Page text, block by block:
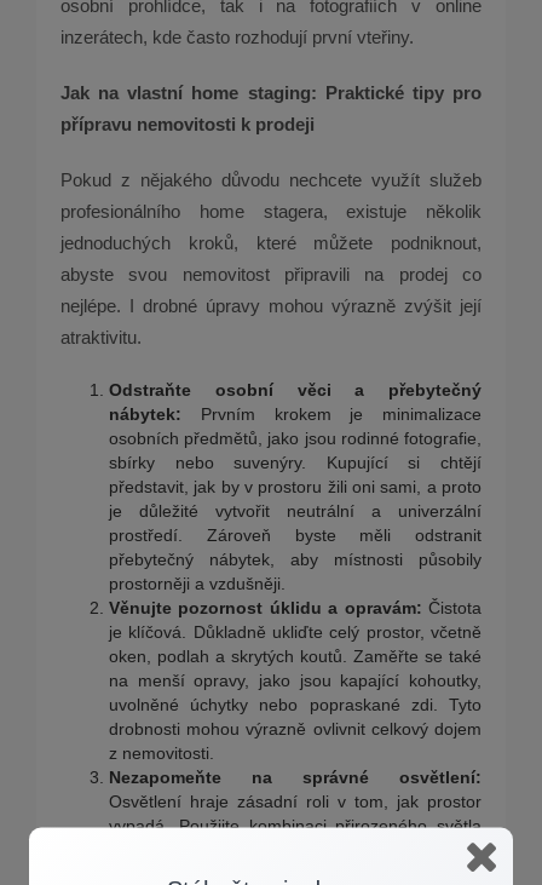
osobní prohlídce, tak i na fotografiích v online
inzerátech, kde často rozhodují první vteřiny.
Jak na vlastní home staging: Praktické tipy pro
přípravu nemovitosti k prodeji
Pokud z nějakého důvodu nechcete využít služeb
profesionálního home stagera, existuje několik
jednoduchých kroků, které můžete podniknout,
abyste svou nemovitost připravili na prodej co
nejlépe. I drobné úpravy mohou výrazně zvýšit její
atraktivitu.
Odstraňte osobní věci a přebytečný
nábytek: Prvním krokem je minimalizace
osobních předmětů, jako jsou rodinné fotografie,
sbírky nebo suvenýry. Kupující si chtějí
představit, jak by v prostoru žili oni sami, a proto
je důležité vytvořit neutrální a univerzální
prostředí. Zároveň byste měli odstranit
přebytečný nábytek, aby místnosti působily
prostorněji a vzdušněji.
Věnujte pozornost úklidu a opravám: Čistota
je klíčová. Důkladně ukliďte celý prostor, včetně
oken, podlah a skrytých koutů. Zaměřte se také
na menší opravy, jako jsou kapající kohoutky,
uvolněné úchytky nebo popraskané zdi. Tyto
drobnosti mohou výrazně ovlivnit celkový dojem
z nemovitosti.
Nezapomeňte na správné osvětlení:
Osvětlení hraje zásadní roli v tom, jak prostor
vypadá. Použijte kombinaci přirozeného světla
a vhodného umělého osvětlení, abyste vytvořili
příjemnou atmosféru. Pokud je to možné,